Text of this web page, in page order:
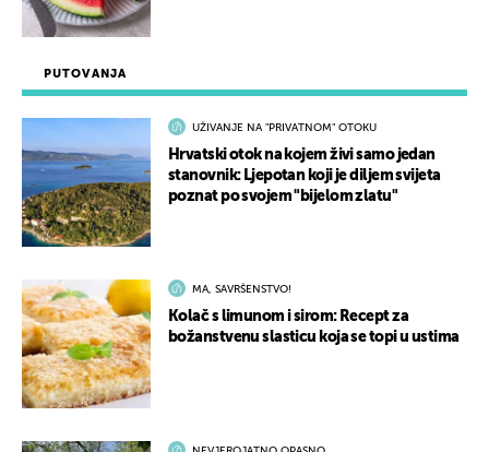
PUTOVANJA
UŽIVANJE NA "PRIVATNOM" OTOKU
Hrvatski otok na kojem živi samo jedan
stanovnik: Ljepotan koji je diljem svijeta
poznat po svojem "bijelom zlatu"
MA, SAVRŠENSTVO!
Kolač s limunom i sirom: Recept za
božanstvenu slasticu koja se topi u ustima